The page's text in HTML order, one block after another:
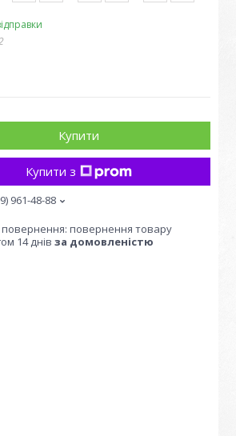
Купити
Купити з
961-48-88
повернення товару
14 днів за домовленістю